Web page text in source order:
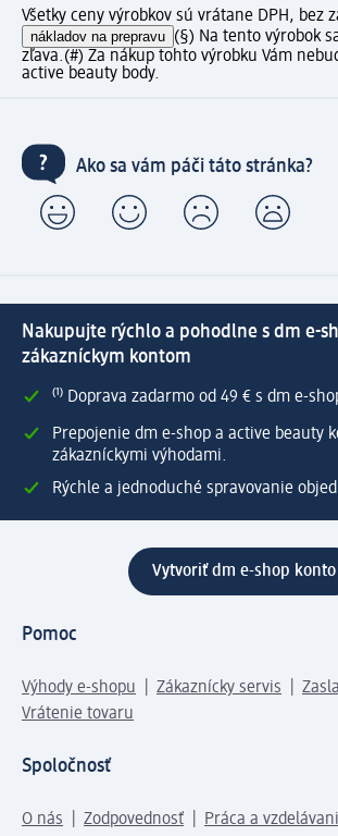
Všetky ceny výrobkov sú vrátane DPH, bez
nákladov na prepravu (§) Na tento výrobok
zľava.(#) Za nákup tohto výrobku Vám
active beauty body.
Ako sa vám páči táto stránka?
Nakupujte rýchlo a pohodlne s dm e-
zákazníckym kontom
⁽¹⁾ Doprava zadarmo od 49 € s dm e-
Prepojenie dm e-shop a active beauty
zákazníckymi výhodami.
Rýchle a jednoduché spravovanie
Vytvoriť dm e-shop konto
Pomoc
Výhody e-shopu Zákaznícky servis
Vrátenie tovaru
Spoločnosť
O nás Zodpovednosť
Práca a